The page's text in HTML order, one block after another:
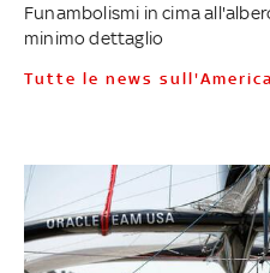
Funambolismi in cima
minimo dettaglio
Tutte le news